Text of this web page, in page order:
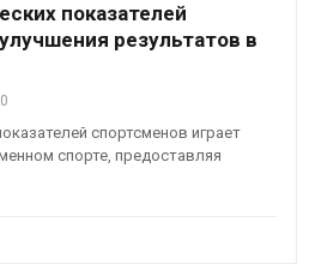
показателей
результатов в
0
спортсменов играет
спорте, предоставляя